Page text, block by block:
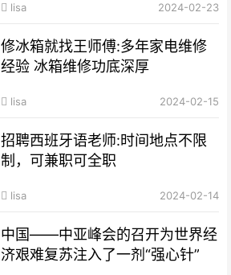
lisa 2024-02-23
修冰箱就找王师傅:多年家电维修
经验 冰箱维修功底深厚
lisa 2024-02-15
招聘西班牙语老师:时间地点不限
制，可兼职可全职
lisa 2024-02-14
中国——中亚峰会的召开为世界经
济艰难复苏注入了一剂“强心针”